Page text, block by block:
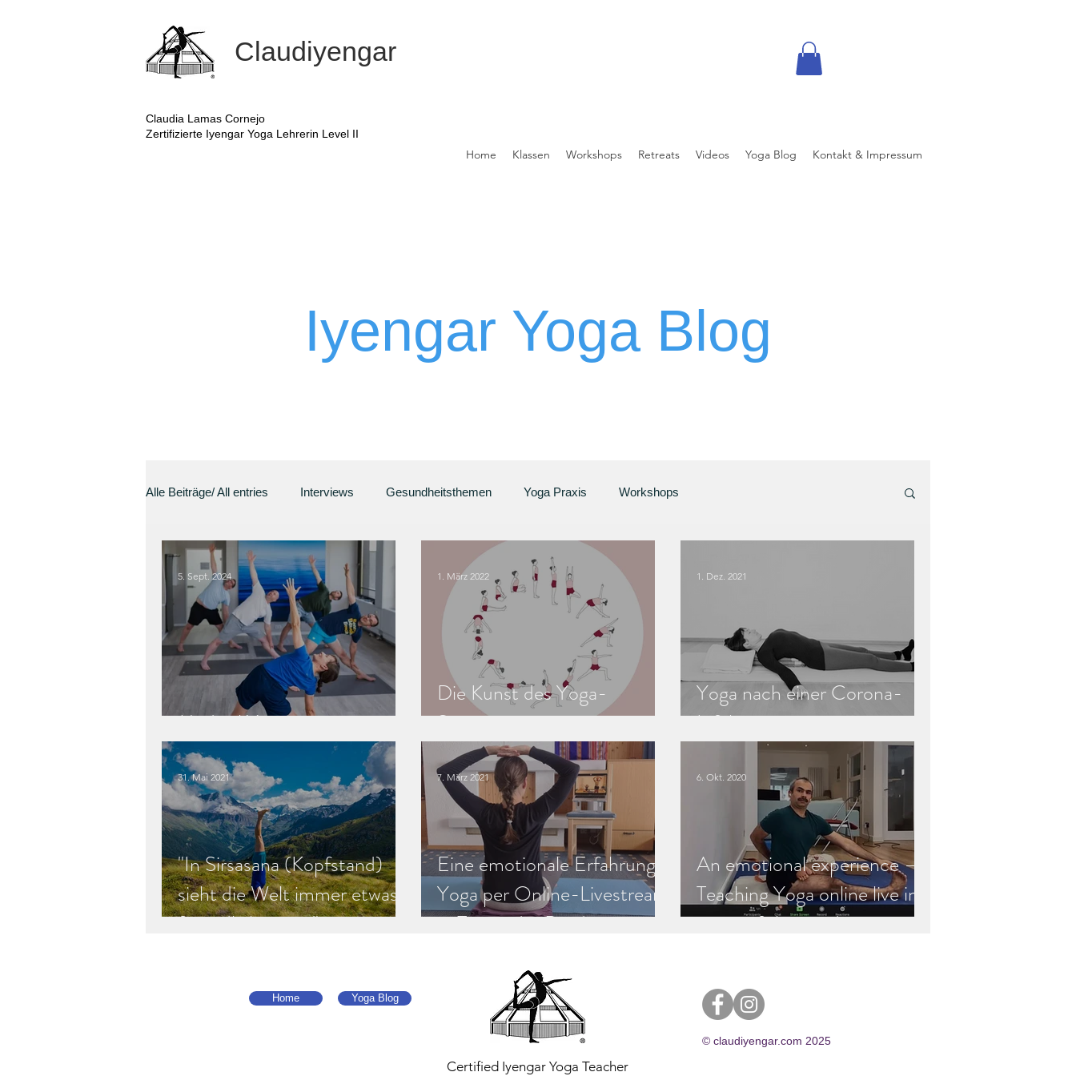
Claudia Lamas Cornejo
Zertifizierte Iyengar Yoga Lehrerin Level II
Home Klassen Workshops Retreats Videos Yoga Blog Kontakt & Impressum
Claudiyengar
Iyengar Yoga Blog
Alle Beiträge/ All entries Interviews Gesundheitsthemen Yoga Praxis Workshops
Medical Yoga
5. Sept. 2024
Die Kunst des Yoga-
Sequencing
1. März 2022
Yoga nach einer Corona-
Infektion
1. Dez. 2021
"In Sirsasana (Kopfstand)
sieht die Welt immer etwas
freundlicher aus."
31. Mai 2021
Eine emotionale Erfahrung:
Yoga per Online-Livestream
in Zeiten der Pandemie
7. März 2021
An emotional experience –
Teaching Yoga online live in
times of the pandemic
6. Okt. 2020
Home Yoga Blog
© claudiyengar.com 2025
Certified Iyengar Yoga Teacher